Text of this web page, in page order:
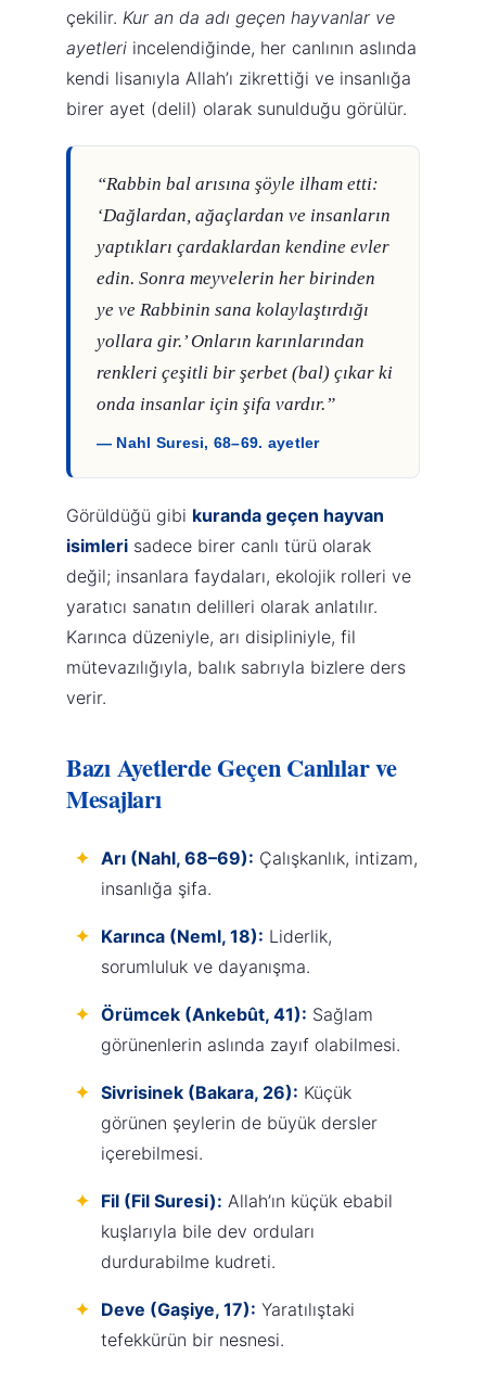
çekilir. Kur an da adı geçen hayvanlar ve
ayetleriincelendiğinde, her canlının aslında
kendi lisanıyla Allah’ı zikrettiği ve insanlığa
birer ayet (delil) olarak sunulduğu görülür.
“Rabbin bal arısına şöyle ilham etti:
‘Dağlardan, ağaçlardan ve insanların
yaptıkları çardaklardan kendine evler
edin. Sonra meyvelerin her birinden
ye ve Rabbinin sana kolaylaştırdığı
yollara gir.’ Onların karınlarından
renkleri çeşitli bir şerbet (bal) çıkar ki
onda insanlar için şifa vardır.”
— Nahl Suresi, 68–69. ayetler
Görüldüğü gibi kuranda geçen hayvan
isimlerisadece birer canlı türü olarak
değil; insanlara faydaları, ekolojik rolleri ve
yaratıcı sanatın delilleri olarak anlatılır.
Karınca düzeniyle, arı disipliniyle, fil
mütevazılığıyla, balık sabrıyla bizlere ders
verir.
Bazı Ayetlerde Geçen Canlılar ve
Mesajları
Arı (Nahl, 68–69): Çalışkanlık, intizam,
insanlığa şifa.
Karınca (Neml, 18): Liderlik,
sorumluluk ve dayanışma.
Örümcek (Ankebût, 41): Sağlam
görünenlerin aslında zayıf olabilmesi.
Sivrisinek (Bakara, 26): Küçük
görünen şeylerin de büyük dersler
içerebilmesi.
Fil (Fil Suresi): Allah’ın küçük ebabil
kuşlarıyla bile dev orduları
durdurabilme kudreti.
Deve (Gaşiye, 17): Yaratılıştaki
tefekkürün bir nesnesi.